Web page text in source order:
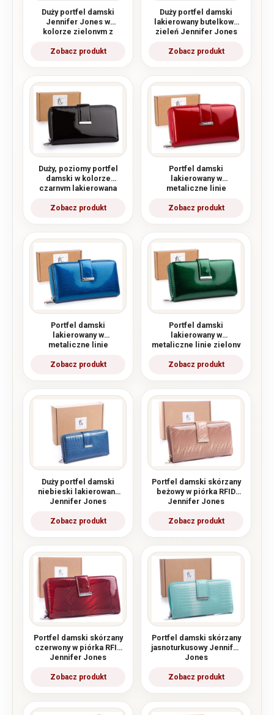
Duży portfel damski
Jennifer Jones w
kolorze zielonym z
lakierowany RFID
Duży portfel damski
lakierowany butelkowa
zieleń Jennifer Jones
Duży, poziomy portfel
damski w kolorze
czarnym lakierowana
Portfel damski
lakierowany w
metaliczne linie
Jones
Portfel damski
lakierowany w
metaliczne linie
Jones
Portfel damski
lakierowany w
metaliczne linie zielony
Duży portfel damski
niebieski lakierowany
Jennifer Jones
Portfel damski skórzany
beżowy w piórka RFID
Jennifer Jones
Portfel damski skórzany
czerwony w piórka RFID
Jennifer Jones
Portfel damski skórzany
jasnoturkusowy Jennifer
Jones